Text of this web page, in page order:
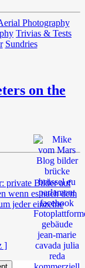
Photography
Trivias & Tests
Sundries
on the
private Bilder auf
wenn es nach dem
jeder einzelne
]